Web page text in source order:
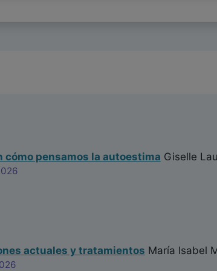
cómo pensamos la autoestima Giselle
actuales y tratamientos María Isabel